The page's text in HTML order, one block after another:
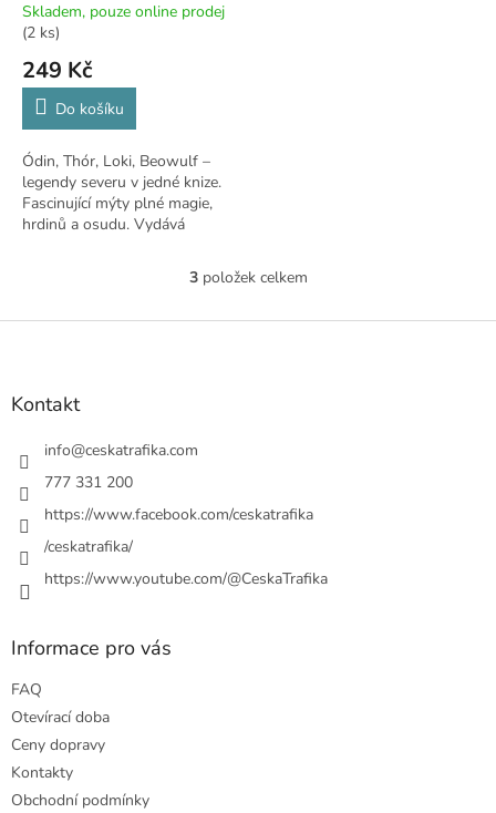
Skladem, pouze online prodej
(2 ks)
249 Kč
Do košíku
Ódin, Thór, Loki, Beowulf –
legendy severu v jedné knize.
Fascinující mýty plné magie,
hrdinů a osudu. Vydává
O
l
k
ý
3položek celkem
Z
Kontakt
info@ceskatrafika.com
777 331 200
https://www.facebook.com/ceskatrafika
/ceskatrafika/
https://www.youtube.com/@CeskaTrafika
Informace pro vás
FAQ
Otevírací doba
Ceny dopravy
Kontakty
Obchodní podmínky